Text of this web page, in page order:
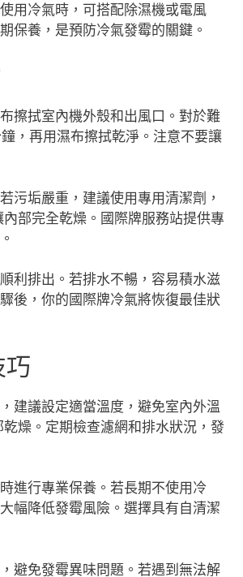
用冷氣時，可搭配除濕機或電風
保養，是預防冷氣發霉的關鍵。
擦拭室內機外殼和出風口。對於難
，再用濕布擦拭乾淨。注意不要讓
污垢嚴重，建議使用專用清潔劑，
部完全乾燥。國際牌服務站提供專
利排出。若排水不暢，容易積水滋
後，你的國際牌冷氣將恢復最佳狀
巧
建議設定適當溫度，避免室內外溫
燥。定期檢查濾網和排水狀況，發
進行專業保養。若長期不使用冷
幅降低發霉風險。選擇具有自清潔
避免發霉異味問題。若遇到無法解